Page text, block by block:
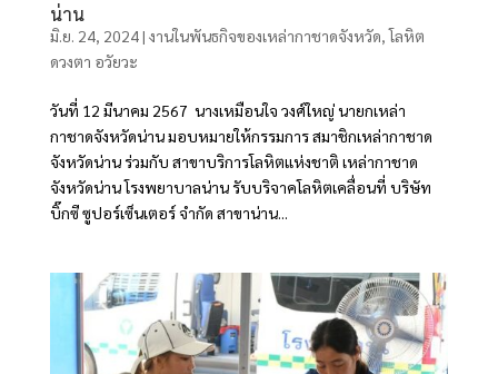
น่าน
มิ.ย. 24, 2024| งานในพันธกิจของเหล่ากาชาดจังหวัด,โลหิต
ดวงตา อวัยวะ
วันที่ 12 มีนาคม 2567 นางเหมือนใจ วงศ์ใหญ่ นายกเหล่า
กาชาดจังหวัดน่าน มอบหมายให้กรรมการ สมาชิกเหล่ากาชาด
จังหวัดน่าน ร่วมกับ สาขาบริการโลหิตแห่งชาติ เหล่ากาชาด
จังหวัดน่าน โรงพยาบาลน่าน รับบริจาคโลหิตเคลื่อนที่ บริษัท
บิ๊กซี ซูปอร์เซ็นเตอร์ จำกัด สาขาน่าน...